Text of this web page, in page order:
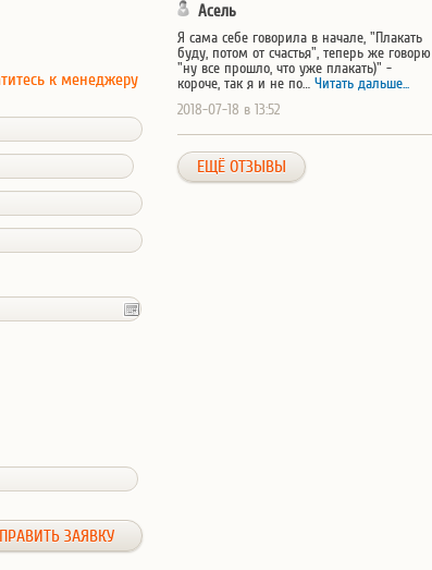
к менеджеру
Асель
Я сама себе говорила в начале, "Плакать
буду, потом от счастья", теперь же говорю
"ну все прошло, что уже плакать)" -
короче, так я и не по… Читать дальше...
2018-07-18 в 13:52
ЕЩЁ ОТЗЫВЫ